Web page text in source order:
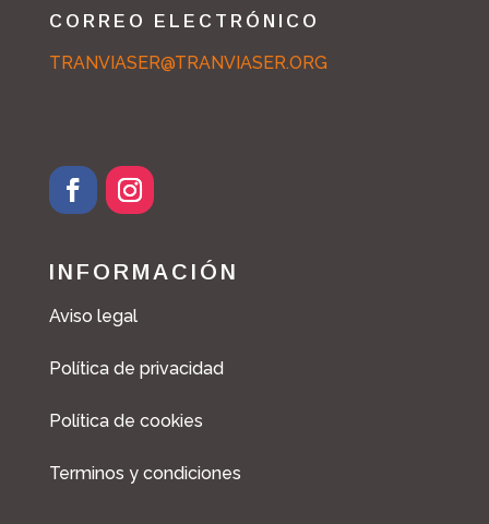
CORREO ELECTRÓNICO
TRANVIASER@TRANVIASER.ORG
INFORMACIÓN
Aviso legal
Política de privacidad
Política de cookies
Terminos y condiciones